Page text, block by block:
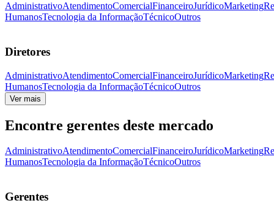
AdministrativoAtendimentoComercialFinanceiroJurídicoMarketing
HumanosTecnologia da InformaçãoTécnicoOutros
Diretores
AdministrativoAtendimentoComercialFinanceiroJurídicoMarketing
HumanosTecnologia da InformaçãoTécnicoOutros
Ver mais
Encontre gerentes deste mercado
AdministrativoAtendimentoComercialFinanceiroJurídicoMarketing
HumanosTecnologia da InformaçãoTécnicoOutros
Gerentes